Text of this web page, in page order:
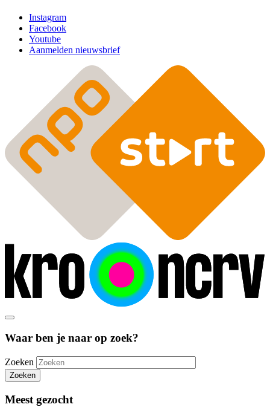
Instagram
Facebook
Youtube
Aanmelden nieuwsbrief
Waar ben je naar op zoek?
Zoeken
Zoeken
Meest gezocht